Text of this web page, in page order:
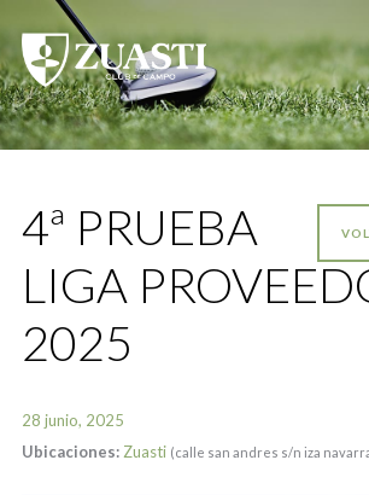
4ª PRUEBA
LIGA
2025
28 junio, 2025
Ubicaciones: Zuasti (calle san andres s/n iza navarra